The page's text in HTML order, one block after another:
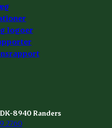
logoer
8940 Randers
2760